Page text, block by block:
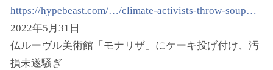
https://hypebeast.com/…/climate-activists-throw-soup…
2022年5月31日
仏ルーヴル美術館「モナリザ」にケーキ投げ付け、汚
損未遂騒ぎ